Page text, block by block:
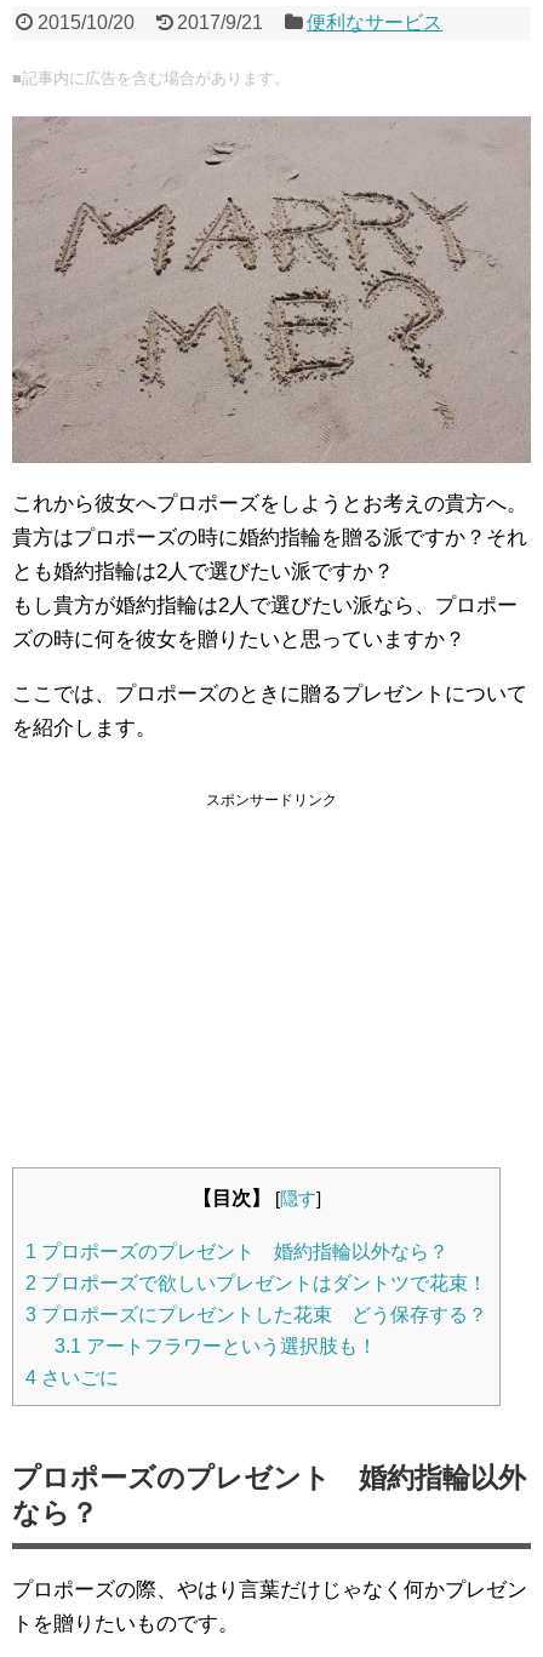
2015/10/20 2017/9/21 便利なサービス
■記事内に広告を含む場合があります。
これから彼女へプロポーズをしようとお考えの貴方へ。
貴方はプロポーズの時に婚約指輪を贈る派ですか？それ
とも婚約指輪は2人で選びたい派ですか？
もし貴方が婚約指輪は2人で選びたい派なら、プロポー
ズの時に何を彼女を贈りたいと思っていますか？
ここでは、プロポーズのときに贈るプレゼントについて
を紹介します。
スポンサードリンク
【目次】 [隠す]
1 プロポーズのプレゼント 婚約指輪以外なら？
2 プロポーズで欲しいプレゼントはダントツで花束！
3 プロポーズにプレゼントした花束 どう保存する？
3.1 アートフラワーという選択肢も！
4 さいごに
プロポーズのプレゼント 婚約指輪以外
なら？
プロポーズの際、やはり言葉だけじゃなく何かプレゼン
トを贈りたいものです。